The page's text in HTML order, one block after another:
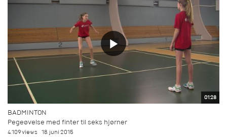
01:28
BADMINTON
Pegeøvelse med finter til seks hjørner
4.109 views 18. juni 2015